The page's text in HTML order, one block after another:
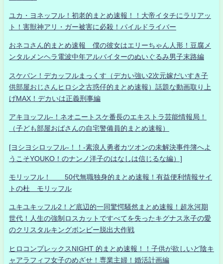
ユカ・ヨネッフル！初老的まとめ速報！！大帝イタチにラリアッ
ト！害獣神アリ・ガー被害に必殺！パイルドライバー
おネコさん的まとめ速報 僕の彼女はエリーちゃん人形！豆腐メ
ンタルメンヘラ電波中年アルバイターのぬいぐるみ男子末路編
スケバン！デカッフルまっくす（デカい強い2次元嫁だいすき子
供部屋おじさんヒロシ之古惑仔的まとめ速報）話題な動画取り上
げMAX！デカいは正義刑事編
アキヨッフル-！ネオニートスケ番長のエキストラ芸能情報局！
（子ども部屋おばさんの自宅警備員的まとめ速報）
[ヨシヨシロッフル-！！-素浪人勇者カツオンの未解決事件簿へよ
うこそYOUKO！のナンノ洋子のはなしは信じるな編）]
モリッフル！ 50代無職独身的まとめ速報！有益便利情報サイ
トの杜 モリッフル
ユキユキッフル2！ど底辺的一同驚愕騒然まとめ速報！超氷河期
世代！人生の強制ロスカットですべてを失ったキグナス氷子の愛
のクリスタルキングボンビー脱出大作戦
ヒロコンプレックスNIGHT 的まとめ速報！！子供が欲しいど陰キ
ャアラフィフ女子のめざせ！専業主婦！婚活計画編